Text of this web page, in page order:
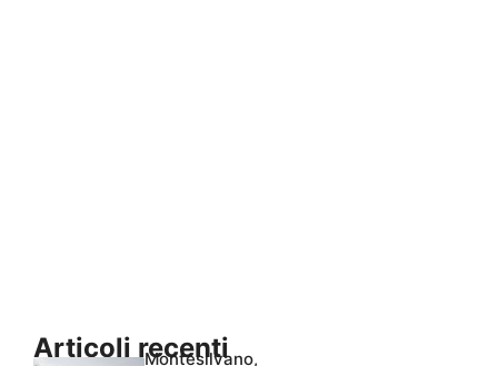
Articoli recenti
Montesilvano,